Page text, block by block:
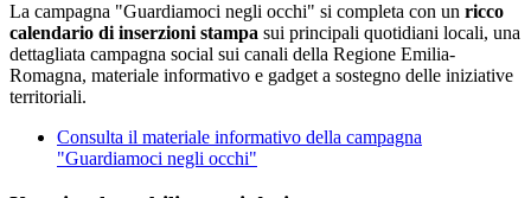
La campagna "Guardiamoci negli occhi" si completa con un ricco
calendario di inserzioni stampa sui principali quotidiani locali, una
dettagliata campagna social sui canali della Regione Emilia-
Romagna, materiale informativo e gadget a sostegno delle iniziative
territoriali.
Consulta il materiale informativo della campagna
"Guardiamoci negli occhi"